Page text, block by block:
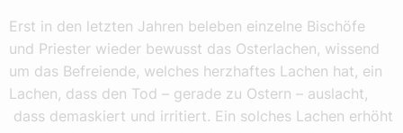
Erst in den letzten Jahren beleben einzelne Bischöfe
und Priester wieder bewusst das Osterlachen, wissend
um das Befreiende, welches herzhaftes Lachen hat, ein
Lachen, dass den Tod – gerade zu Ostern – auslacht,
dass demaskiert und irritiert. Ein solches Lachen erhöht